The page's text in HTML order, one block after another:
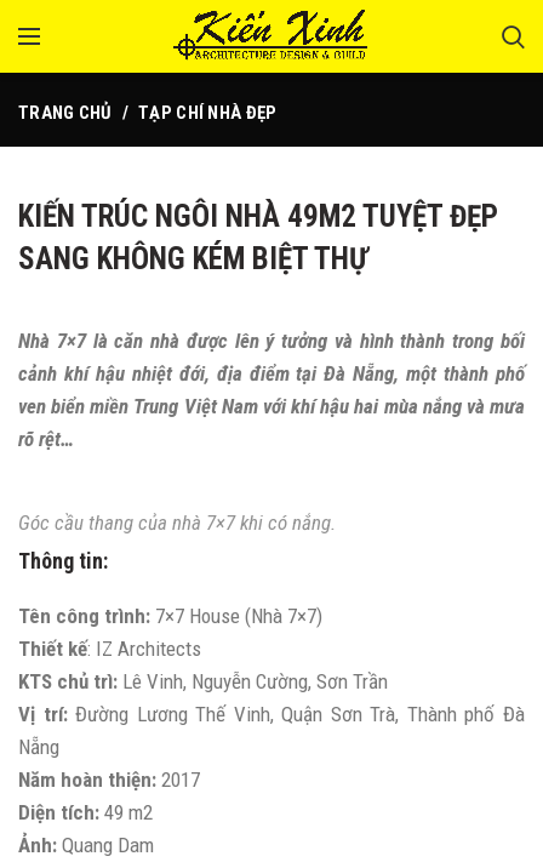
TRANG CHỦ TẠP CHÍ NHÀ ĐẸP
KIẾN TRÚC NGÔI NHÀ 49M2 TUYỆT ĐẸP
SANG KHÔNG KÉM BIỆT THỰ
Nhà 7×7 là căn nhà được lên ý tưởng và hình thành trong bối
cảnh khí hậu nhiệt đới, địa điểm tại Đà Nẵng, một thành phố
ven biển miền Trung Việt Nam với khí hậu hai mùa nắng và mưa
rõ rệt…
Góc cầu thang của nhà 7×7 khi có nắng.
Thông tin:
Tên công trình: 7×7 House (Nhà 7×7)
Thiết kế: IZ Architects
KTS chủ trì: Lê Vinh, Nguyễn Cường, Sơn Trần
Vị trí:Đường Lương Thế Vinh, Quận Sơn Trà, Thành phố Đà
Nẵng
Năm hoàn thiện: 2017
Diện tích: 49 m2
Ảnh: Quang Dam